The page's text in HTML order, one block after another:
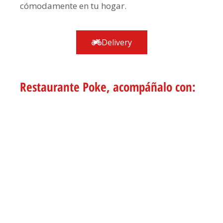
cómodamente en tu hogar.
Delivery
Restaurante Poke, acompáñalo con: